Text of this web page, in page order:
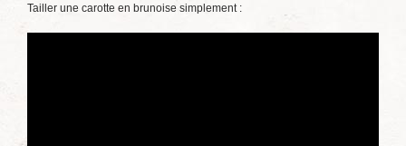
Tailler une carotte en brunoise simplement :